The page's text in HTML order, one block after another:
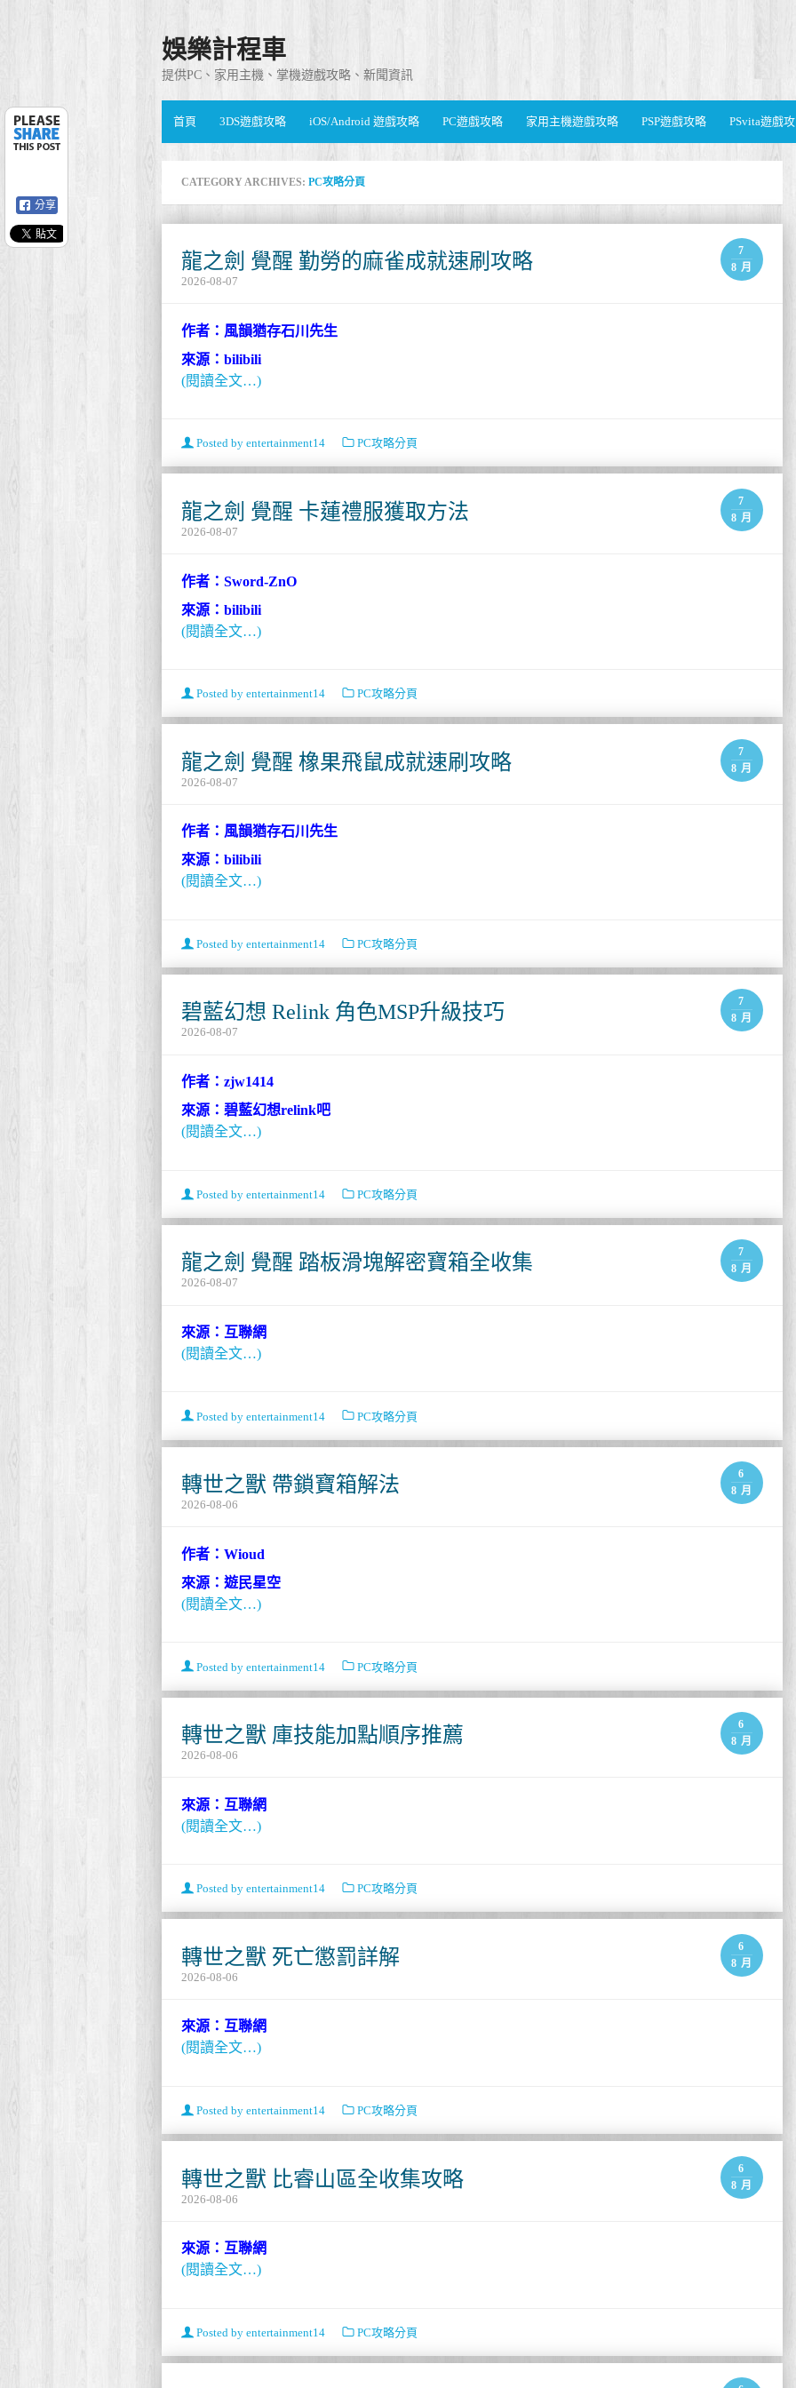
娛樂計程車
提供PC、家用主機、掌機遊戲攻略、新聞資訊
首頁 3DS遊戲攻略 iOS/Android 遊戲攻略 PC遊戲攻略 家用主機遊戲攻略 PSP遊戲攻略 PSvita遊戲
CATEGORY ARCHIVES: PC攻略分頁
龍之劍 覺醒 勤勞的麻雀成就速刷攻略
7
8 月
2026-08-07
作者：風韻猶存石川先生
來源：bilibili
(閱讀全文…)
Posted by entertainment14 PC攻略分頁
龍之劍 覺醒 卡蓮禮服獲取方法
7
8 月
2026-08-07
作者：Sword-ZnO
來源：bilibili
(閱讀全文…)
Posted by entertainment14 PC攻略分頁
龍之劍 覺醒 橡果飛鼠成就速刷攻略
7
8 月
2026-08-07
作者：風韻猶存石川先生
來源：bilibili
(閱讀全文…)
Posted by entertainment14 PC攻略分頁
碧藍幻想 Relink 角色MSP升級技巧
7
8 月
2026-08-07
作者：zjw1414
來源：碧藍幻想relink吧
(閱讀全文…)
Posted by entertainment14 PC攻略分頁
龍之劍 覺醒 踏板滑塊解密寶箱全收集
7
8 月
2026-08-07
來源：互聯網
(閱讀全文…)
Posted by entertainment14 PC攻略分頁
轉世之獸 帶鎖寶箱解法
6
8 月
2026-08-06
作者：Wioud
來源：遊民星空
(閱讀全文…)
Posted by entertainment14 PC攻略分頁
轉世之獸 庫技能加點順序推薦
6
8 月
2026-08-06
來源：互聯網
(閱讀全文…)
Posted by entertainment14 PC攻略分頁
轉世之獸 死亡懲罰詳解
6
8 月
2026-08-06
來源：互聯網
(閱讀全文…)
Posted by entertainment14 PC攻略分頁
轉世之獸 比睿山區全收集攻略
6
8 月
2026-08-06
來源：互聯網
(閱讀全文…)
Posted by entertainment14 PC攻略分頁
分享